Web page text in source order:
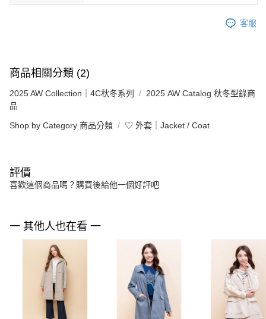
客服
商品相關分類 (2)
2025 AW Collection｜4C秋冬系列
2025 AW Catalog 秋冬型錄商
品
Shop by Category 商品分類 ♡ 外套｜Jacket / Coat
評價
喜歡這個商品嗎？購買後給他一個好評吧
一 其他人也在看 一